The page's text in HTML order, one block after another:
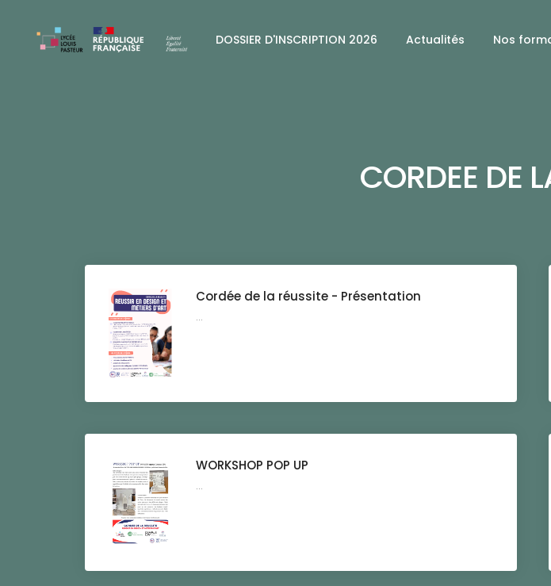
DOSSIER D'INSCRIPTION 2026 Actualités Nos
CORDEE DE
Cordée de la réussite - Présentation
...
WORKSHOP POP UP
...